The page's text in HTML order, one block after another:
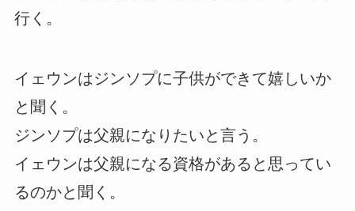
行く。
イェウンはジンソプに子供ができて嬉しいか
と聞く。
ジンソプは父親になりたいと言う。
イェウンは父親になる資格があると思ってい
るのかと聞く。